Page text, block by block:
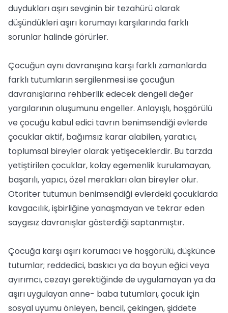
duydukları aşırı sevginin bir tezahürü olarak
düşündükleri aşırı korumayı karşılarında farklı
sorunlar halinde görürler.
Çocuğun aynı davranışına karşı farklı zamanlarda
farklı tutumların sergilenmesi ise çocuğun
davranışlarına rehberlik edecek dengeli değer
yargılarının oluşumunu engeller. Anlayışlı, hoşgörülü
ve çocuğu kabul edici tavrın benimsendiği evlerde
çocuklar aktif, bağımsız karar alabilen, yaratıcı,
toplumsal bireyler olarak yetişeceklerdir. Bu tarzda
yetiştirilen çocuklar, kolay egemenlik kurulamayan,
başarılı, yapıcı, özel merakları olan bireyler olur.
Otoriter tutumun benimsendiği evlerdeki çocuklarda
kavgacılık, işbirliğine yanaşmayan ve tekrar eden
saygısız davranışlar gösterdiği saptanmıştır.
Çocuğa karşı aşırı korumacı ve hoşgörülü, düşkünce
tutumlar; reddedici, baskıcı ya da boyun eğici veya
ayırımcı, cezayı gerektiğinde de uygulamayan ya da
aşırı uygulayan anne- baba tutumları, çocuk için
sosyal uyumu önleyen, bencil, çekingen, şiddete